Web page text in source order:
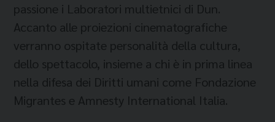
passione i Laboratori multietnici di Dun.
Accanto alle proiezioni cinematografiche
verranno ospitate personalità della cultura,
dello spettacolo, insieme a chi è in prima linea
nella difesa dei Diritti umani come Fondazione
Migrantes e Amnesty International Italia.